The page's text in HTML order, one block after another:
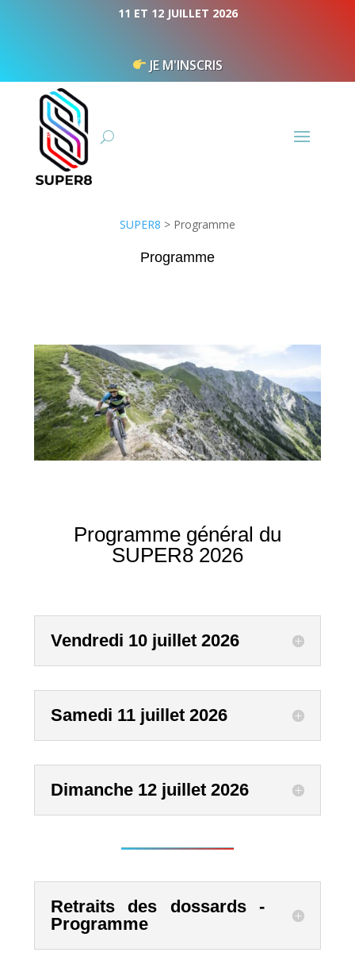
11 ET 12 JUILLET 2026
JE M'INSCRIS
SUPER8 > Programme
Programme
Programme général du
SUPER8 2026
Vendredi 10 juillet 2026
Samedi 11 juillet 2026
Dimanche 12 juillet 2026
Retraits des dossards -
Programme
Panneau de gestion des cookies